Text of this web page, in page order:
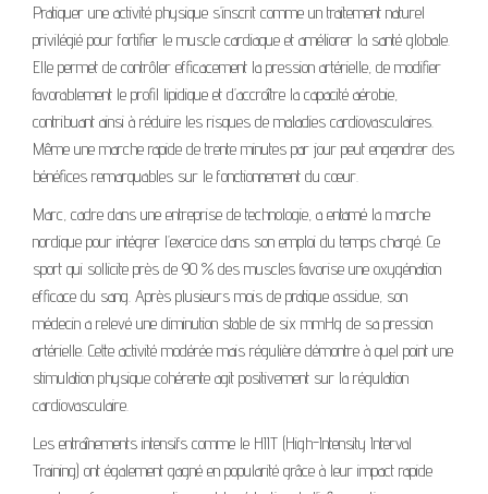
Pratiquer une activité physique s’inscrit comme un traitement naturel
privilégié pour fortifier le muscle cardiaque et améliorer la santé globale.
Elle permet de contrôler efficacement la pression artérielle, de modifier
favorablement le profil lipidique et d’accroître la capacité aérobie,
contribuant ainsi à réduire les risques de maladies cardiovasculaires.
Même une marche rapide de trente minutes par jour peut engendrer des
bénéfices remarquables sur le fonctionnement du cœur.
Marc, cadre dans une entreprise de technologie, a entamé la marche
nordique pour intégrer l’exercice dans son emploi du temps chargé. Ce
sport qui sollicite près de 90 % des muscles favorise une oxygénation
efficace du sang. Après plusieurs mois de pratique assidue, son
médecin a relevé une diminution stable de six mmHg de sa pression
artérielle. Cette activité modérée mais régulière démontre à quel point une
stimulation physique cohérente agit positivement sur la régulation
cardiovasculaire.
Les entraînements intensifs comme le HIIT (High-Intensity Interval
Training) ont également gagné en popularité grâce à leur impact rapide